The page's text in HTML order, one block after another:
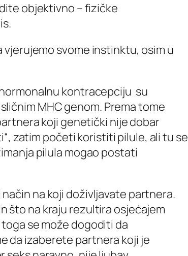
objektivno – fizičke
vjerujemo svome instinktu, osim u
kontracepciju su
MHC genom. Prema tome
koji genetički nije dobar
zatim početi koristiti pilule, ali tu se
pilula mogao postati
na koji doživljavate partnera.
što na kraju rezultira osjećajem
se može dogoditi da
da izaberete partnera koji je